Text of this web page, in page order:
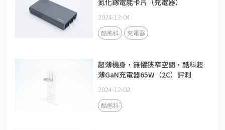
2024-12-04
酷態科 充電器
超薄機身，無懼狹窄空間，酷科超
薄GaN充電器65W（2C）評測
2024-12-02
酷態科